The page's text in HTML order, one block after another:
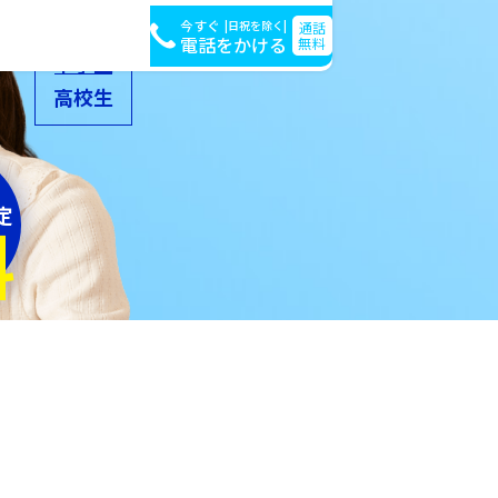
今すぐ |日祝を除く|
電話をかける
通話
無料
高校生